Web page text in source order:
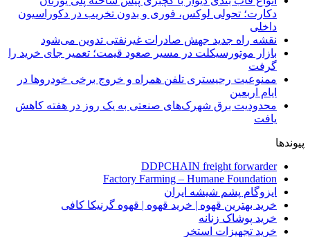
دکارت؛ تحولی لوکس، فوری و بدون تخریب در دکوراسیون
داخلی
نقشه راه جدید جهش صادرات غیرنفتی تدوین می‌شود
بازار موتورسیکلت در مسیر صعود قیمت؛ تعمیر جای خرید را
گرفت
ممنوعیت رجیستری تلفن همراه و خروج برخی خودروها در
ایام اربعین
محدودیت برق شهرک‌های صنعتی به یک روز در هفته کاهش
یافت
پیوندها
DDPCHAIN freight forwarder
Factory Farming – Humane Foundation
ایزوگام پشم شیشه ایران
خرید بهترین قهوه | خرید قهوه | قهوه گرنیکا کافی
خرید پوشاک زنانه
خرید تجهیزات استخر